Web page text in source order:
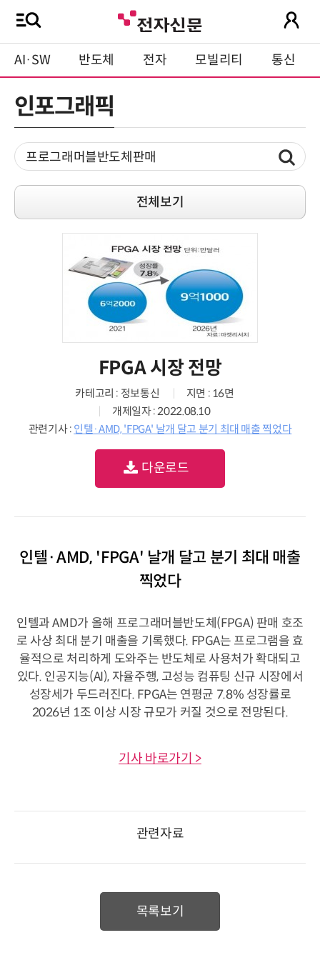
AI·SW 반도체 전자 모빌리티 통신
인포그래픽
전체보기
FPGA 시장 전망
카테고리 : 정보통신
지면 : 16면
개제일자 : 2022.08.10
관련기사 : 인텔·AMD, 'FPGA' 날개 달고 분기 최대 매출 찍었다
다운로드
인텔·AMD, 'FPGA' 날개 달고 분기 최대 매출
찍었다
인텔과 AMD가 올해 프로그래머블반도체(FPGA) 판매 호조
로 사상 최대 분기 매출을 기록했다. FPGA는 프로그램을 효
율적으로 처리하게 도와주는 반도체로 사용처가 확대되고
있다. 인공지능(AI), 자율주행, 고성능 컴퓨팅 신규 시장에서
성장세가 두드러진다. FPGA는 연평균 7.8% 성장률로
2026년 1조 이상 시장 규모가 커질 것으로 전망된다.
기사 바로가기 >
관련자료
목록보기